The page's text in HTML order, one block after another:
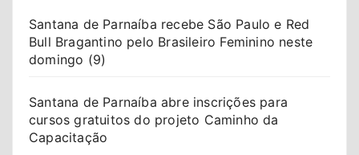
Santana de Parnaíba recebe São Paulo e Red
Bull Bragantino pelo Brasileiro Feminino neste
domingo (9)
Santana de Parnaíba abre inscrições para
cursos gratuitos do projeto Caminho da
Capacitação